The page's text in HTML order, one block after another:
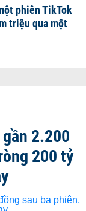
phiên TikTok
triệu qua một
2.200
200 tỷ